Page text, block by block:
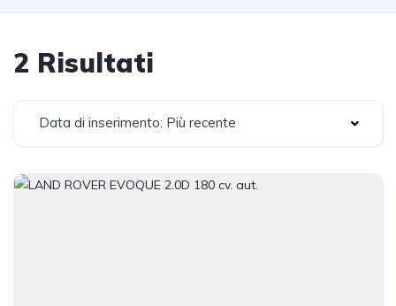
2 Risultati
Data di inserimento: Più recente